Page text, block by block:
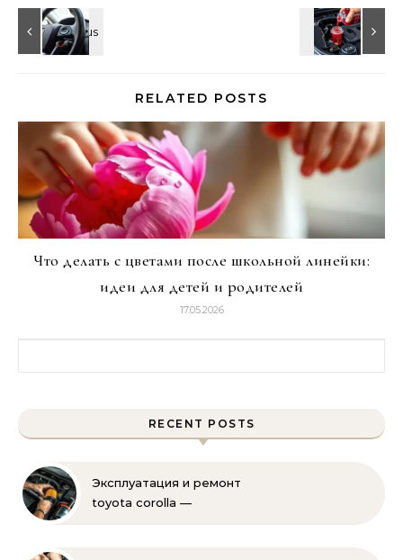
RELATED POSTS
Что делать с цветами после школьной линейки:
идеи для детей и родителей
17.05.2026
RECENT POSTS
Эксплуатация и ремонт
toyota corolla —